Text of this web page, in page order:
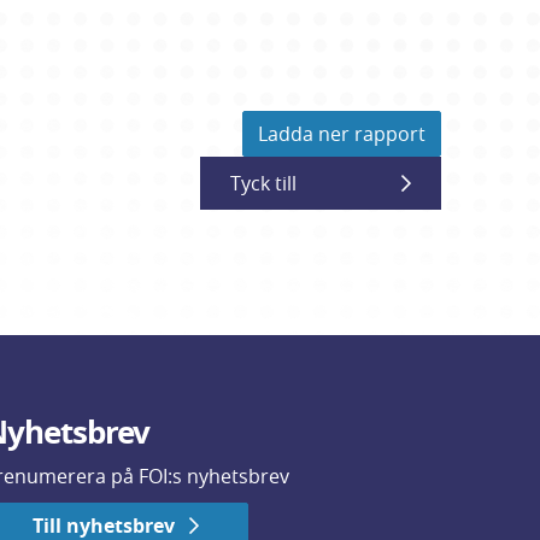
Ladda ner rapport
Tyck till
på FOI:s nyhetsbrev
Till nyhetsbrev